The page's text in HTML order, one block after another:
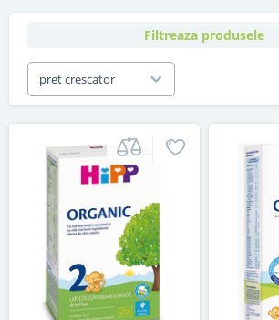
Filtreaza produsele
pret crescator